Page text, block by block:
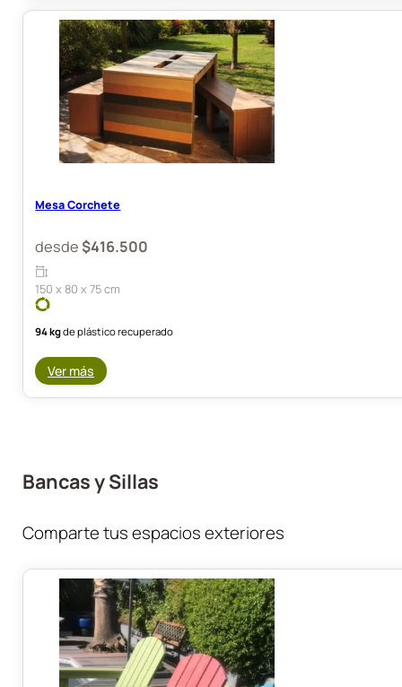
Mesa Corchete
desde$416.500
150 x 80 x 75 cm
94 kgde plástico recuperado
Ver más
Bancas y Sillas
Comparte tus espacios exteriores